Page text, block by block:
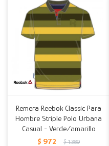
Remera Reebok Classic Para
Hombre Striple Polo Urbana
Casual - Verde/amarillo
$ 972 $ 1.389